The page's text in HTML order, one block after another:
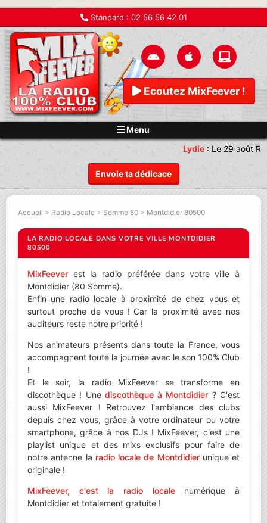
Standard : 02 56 56 42 01
Ecoutez MixFeever !
Menu
Envoie ta dédicace
Lydie:Le 29 août
Accueil > Radio Locale > Somme 80 > Montdidier 80500
LA RADIO LOCALE DANS VOTRE VILLE MONTDIDIER
80500
MixFeever est la radio préférée dans votre ville à
Montdidier (80 Somme).
Enfin une radio locale à proximité de chez vous et
surtout proche de vous ! Car la proximité avec nos
auditeurs reste notre priorité !
Nos animateurs présents dans toute la France, vous
accompagnent toute la journée avec le son 100% Club
!
Et le soir, la radio MixFeever se transforme en
discothèque ! Une discothèque à Montdidier ? C'est
aussi MixFeever ! Retrouvez l'ambiance des clubs
depuis chez vous, grâce à votre ordinateur ou votre
smartphone, grâce à nos DJs ! MixFeever, c'est une
playlist unique et des mixs exclusifs pour faire de
notre antenne la radio locale de Montdidierunique et
originale !
MixFeever, c'est la radio localenumérique à
Montdidier et totalement gratuite !